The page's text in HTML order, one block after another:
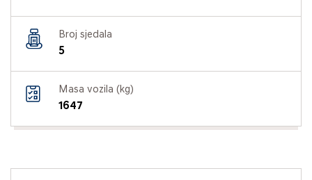
Broj sjedala
5
Masa vozila (kg)
1647